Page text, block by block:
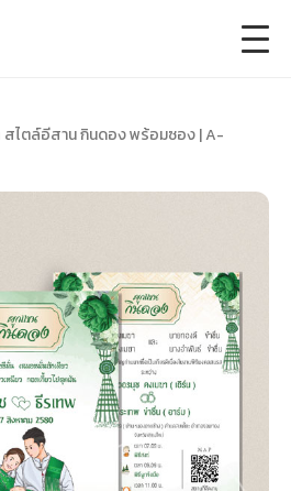
สไตล์อีสาน กินดอง พร้อมซอง | A-